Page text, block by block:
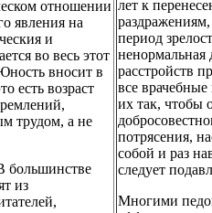
отношении
явления на
и
во весь этот
вносит в
есть возраст
трудом, а не
большинстве
из
лет к
период
ненормальная
расстройств
все
их так, чтобы
потрясения,
собой и раз
следует
Многими